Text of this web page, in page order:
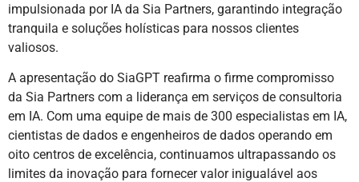
impulsionada por IA da Sia Partners, garantindo integração
tranquila e soluções holísticas para nossos clientes
valiosos.
A apresentação do SiaGPT reafirma o firme compromisso
da Sia Partners com a liderança em serviços de consultoria
em IA. Com uma equipe de mais de 300 especialistas em IA,
cientistas de dados e engenheiros de dados operando em
oito centros de excelência, continuamos ultrapassando os
limites da inovação para fornecer valor inigualável aos